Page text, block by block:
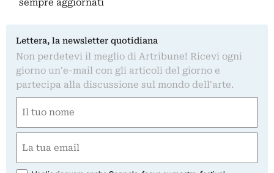
sempre aggiornati
Lettera, la newsletter quotidiana
Non perdetevi il meglio di Artribune! Ricevi ogni
giorno un'e-mail con gli articoli del giorno e
partecipa alla discussione sul mondo dell'arte.
(Obbligatorio)
Nome
(Obbligatorio)